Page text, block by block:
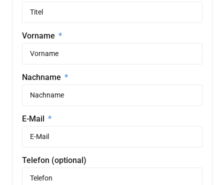
Vorname
Nachname
E-Mail
Telefon (optional)